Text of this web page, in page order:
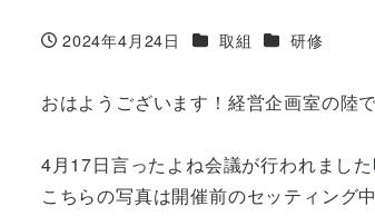
投稿日
2024年4月24日 カテゴリー
取組 カテゴリー
研修
おはようございます！経営企画室の陸で
4月17日言ったよね会議が行われました
こちらの写真は開催前のセッティング